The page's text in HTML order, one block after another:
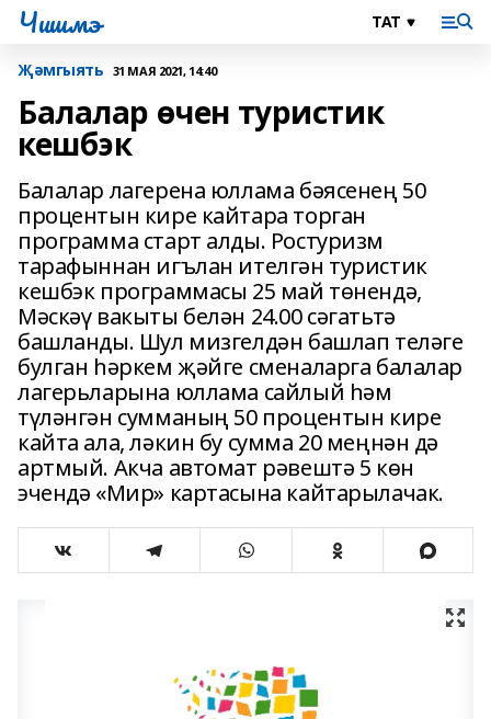
Чишмэ
Җәмгыять 31 МАЯ 2021, 14:40
Балалар өчен туристик
кешбэк
Балалар лагерена юллама бәясенең 50
процентын кире кайтара торган
программа старт алды. Ростуризм
тарафыннан игълан ителгән туристик
кешбэк программасы 25 май төнендә,
Мәскәү вакыты белән 24.00 сәгатьтә
башланды. Шул мизгелдән башлап теләге
булган һәркем җәйге сменаларга балалар
лагерьларына юллама сайлый һәм
түләнгән сумманың 50 процентын кире
кайта ала, ләкин бу сумма 20 меңнән дә
артмый. Акча автомат рәвештә 5 көн
эчендә «Мир» картасына кайтарылачак.